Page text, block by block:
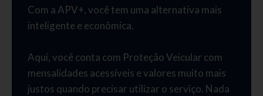
Com a APV+, você tem uma alternativa mais
inteligente e econômica.
Aqui, você conta com Proteção Veicular com
mensalidades acessíveis e valores muito mais
justos quando precisar utilizar o serviço. Nada